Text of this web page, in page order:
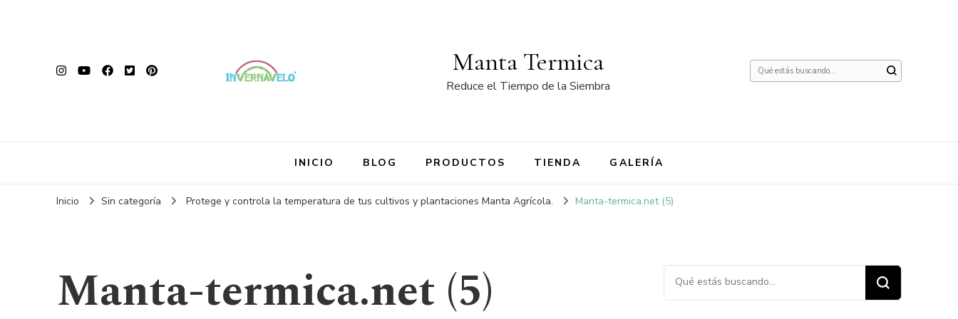
Manta Termica
Reduce el Tiempo de la Siembra
¿Buscas
INICIO BLOG PRODUCTOS TIENDA GALERÍA
Inicio Sin categoría Protege y controla la temperatura de tus cultivos y plantaciones Manta Agrícola. Manta-termica.net (5)
Manta-termica.net (5) ¿Buscas algo?